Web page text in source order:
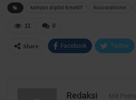
kampus digital kreaktif Nasionalisme
0
11
Share Facebook Twitter
Redaksi 668 Posts